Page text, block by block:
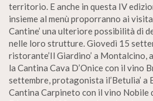
territorio. E anche in questa IV
insieme al menù proporranno ai
Cantine’ una ulteriore possibilità di
nelle loro strutture. Giovedì 15
ristorante’Il Giardino’ a Montalcino,
la Cantina Cava D’Onice con il vino
settembre, protagonista il’Betulia’
Cantina Carpineto con il vino